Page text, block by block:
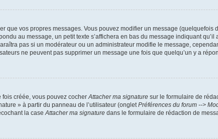
que vos propres messages. Vous pouvez modifier un message
au message, un petit texte s’affichera en bas du message indiquant qu’il
pas si un modérateur ou un administrateur modifie le message,
ne peuvent pas supprimer un message une fois que quelqu’un y a
fois créée, vous pouvez cocherAttacher ma signature sur le formulaire de
» à partir du panneau de l’utilisateur (ongletPréférences du forum -->
la caseAttacher ma signature dans le formulaire de rédaction de